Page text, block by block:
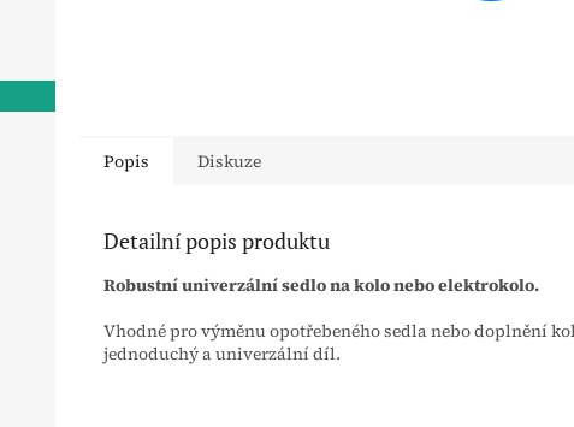
Popis Diskuze
Detailní popis produktu
Robustní univerzální sedlo na kolo nebo elektrokolo.
Vhodné pro výměnu opotřebeného sedla nebo doplnění
jednoduchý a univerzální díl.